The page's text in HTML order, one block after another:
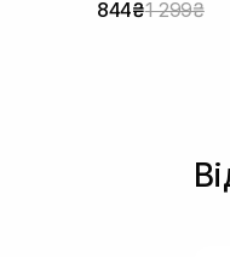
844₴1 299₴